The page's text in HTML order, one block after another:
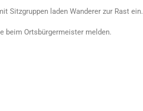
Sitzgruppen laden Wanderer zur Rast ein.
beim Ortsbürgermeister melden.